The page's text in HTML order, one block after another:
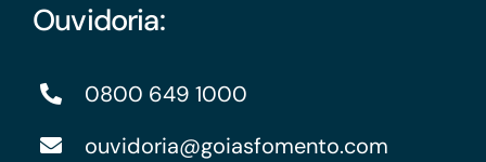
Ouvidoria:
0800 649 1000
ouvidoria@goiasfomento.com